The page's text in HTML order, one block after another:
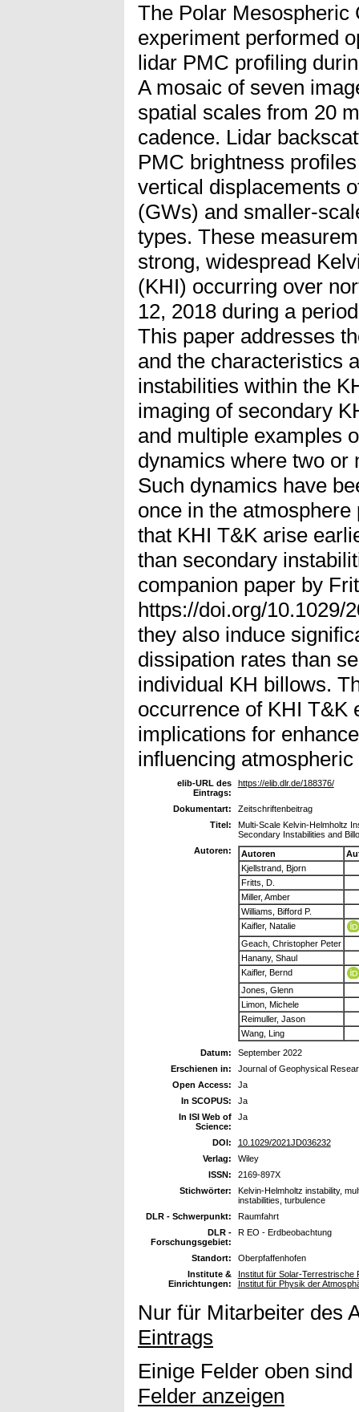
The Polar Mesospheric
experiment performed
lidar PMC profiling
A mosaic of seven
spatial scales from 20
cadence. Lidar
PMC brightness
vertical displacements
(GWs) and smaller-
types. These
strong, widespread
(KHI) occurring over
12, 2018 during a
This paper addresses
and the characteristics
instabilities within the
imaging of secondary
and multiple examples
dynamics where two or
Such dynamics have
once in the
that KHI T&K arise
than secondary
companion paper by
https://doi.org/10.1029/
they also induce
dissipation rates than
individual KH billows.
occurrence of KHI T&K
implications for
influencing
elib-URL des
Eintrags:
https://elib.dlr.de/188376/
Dokumentart:
Zeitschriftenbeitrag
Titel:
Multi-Scale Kelvin-Helmholtz
Secondary Instabilities and
Autoren:
Autoren
Kjellstrand, Bjorn
Fritts, D.
Miller, Amber
Williams, Bifford P.
Kaifler, Natalie
Geach, Christopher Peter
Hanany, Shaul
Kaifler, Bernd
Jones, Glenn
Limon, Michele
Reimuller, Jason
Wang, Ling
Datum:
September 2022
Erschienen in:
Journal of Geophysical
Open Access:
Ja
In SCOPUS:
Ja
In ISI Web of
Science:
Ja
DOI:
10.1029/2021JD036232
Verlag:
Wiley
ISSN:
2169-897X
Stichwörter:
Kelvin-Helmholtz instability,
instabilities, turbulence
DLR - Schwerpunkt:
Raumfahrt
DLR -
Forschungsgebiet:
R EO - Erdbeobachtung
Standort:
Oberpfaffenhofen
Institute &
Einrichtungen:
Institut für Solar-Terrestrische
Institut für Physik der
Nur für Mitarbeiter des
Eintrags
Einige Felder oben
Felder anzeigen